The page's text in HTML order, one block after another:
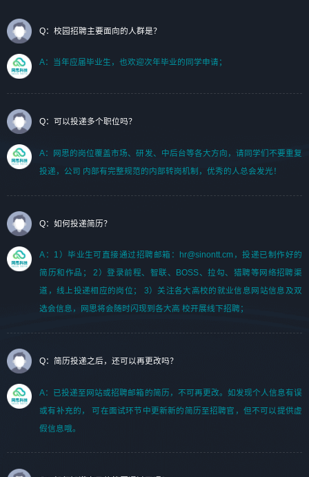
7. 了解或熟悉 WebGL 及相关框架优先。
（岗位人员专职于行业应用解决方案、项目申报方案、投标方案的策划编写）
Q：校园招聘主要面向的人群是？
A：当年应届毕业生，也欢迎次年毕业的同学申请；
Q：可以投递多个职位吗？
A：网思的岗位覆盖市场、研发、中后台等各大方向，请同学们不要重复
投递，公司 内部有完整规范的内部转岗机制，优秀的人总会发光！
Q：如何投递简历？
A：1）毕业生可直接通过招聘邮箱：hr@sinontt.cm，投递已制作好的
简历和作品； 2）登录前程、智联、BOSS、拉勾、猎聘等网络招聘渠
道，线上投递相应的岗位； 3）关注各大高校的就业信息网站信息及双
选会信息，网思将会随时闪现到各大高 校开展线下招聘；
Q：简历投递之后，还可以再更改吗？
A：已投递至网站或招聘邮箱的简历，不可再更改。如发现个人信息有误
或有补充的， 可在面试环节中更新新的简历至招聘官，但不可以提供虚
假信息哦。